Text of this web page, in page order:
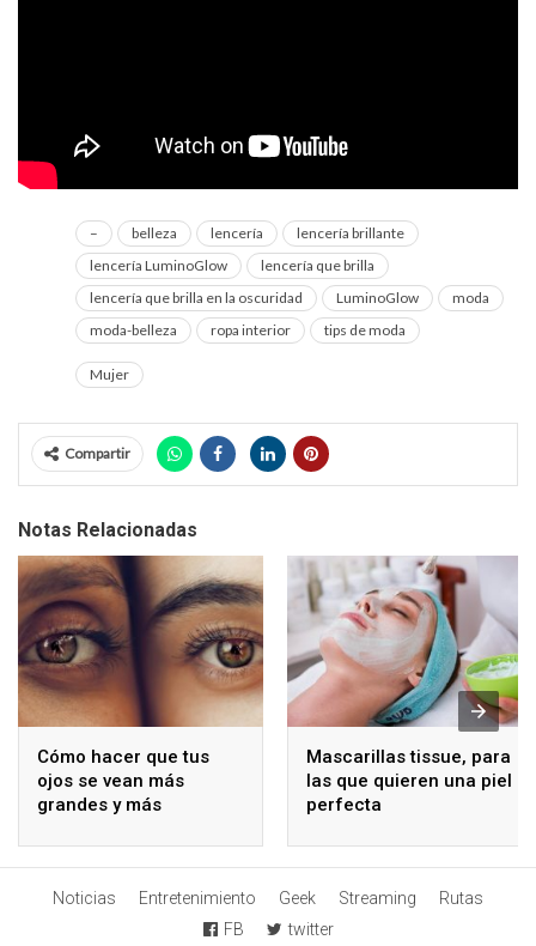
– belleza lencería
lencería brillante
lencería LuminoGlow
lencería que brilla
lencería que brilla en la oscuridad
LuminoGlow
moda
moda-belleza
ropa interior tips de moda
Mujer
Compartir
Notas Relacionadas
Cómo hacer que tus
ojos se vean más
grandes y más
Mascarillas tissue, para
las que quieren una piel
perfecta
Noticias Entretenimiento Geek Streaming
Rutas
FB
twitter